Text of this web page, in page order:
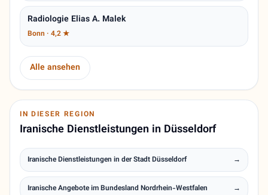
Radiologie Elias A. Malek
Bonn · 4,2 ★
Alle ansehen
IN DIESER REGION
Iranische Dienstleistungen in Düsseldorf
Iranische Dienstleistungen in der Stadt Düsseldorf →
Iranische Angebote im Bundesland Nordrhein-Westfalen →